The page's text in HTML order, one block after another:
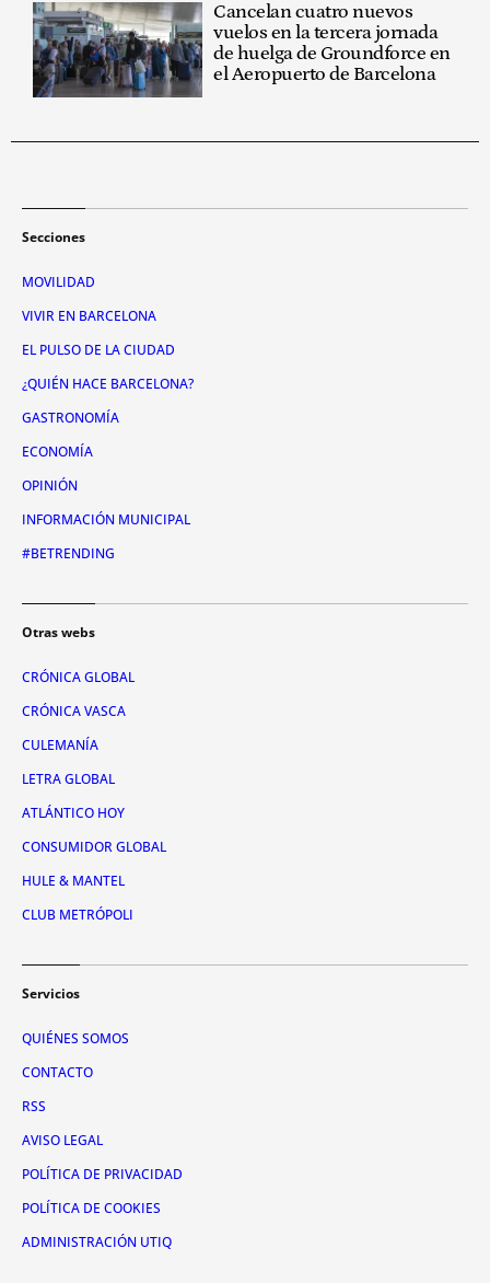
Cancelan cuatro nuevos
vuelos en la tercera jornada
de huelga de Groundforce en
el Aeropuerto de Barcelona
Secciones
MOVILIDAD
VIVIR EN BARCELONA
EL PULSO DE LA CIUDAD
¿QUIÉN HACE BARCELONA?
GASTRONOMÍA
ECONOMÍA
OPINIÓN
INFORMACIÓN MUNICIPAL
#BETRENDING
Otras webs
CRÓNICA GLOBAL
CRÓNICA VASCA
CULEMANÍA
LETRA GLOBAL
ATLÁNTICO HOY
CONSUMIDOR GLOBAL
HULE & MANTEL
CLUB METRÓPOLI
Servicios
QUIÉNES SOMOS
CONTACTO
RSS
AVISO LEGAL
POLÍTICA DE PRIVACIDAD
POLÍTICA DE COOKIES
ADMINISTRACIÓN UTIQ